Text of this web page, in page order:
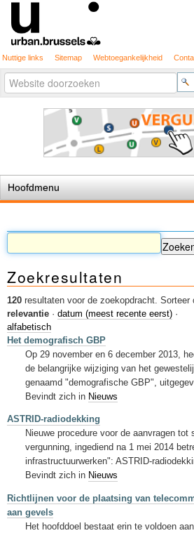
Nuttige links Sitemap Webtoegankelijkheid
Zoek
Geavanceerd
zoeken...
Hoofdmenu
De spelregels
Stedenbouwkundige vergunning
Cartografie
Studies en publicaties
Sleutelwoorden
Stedenbouwkundige inlichtingen
Zoekresultaten
120 resultaten voor de zoekopdracht. Sorteer
relevantie · datum (meest recente eerst) ·
alfabetisch
Het demografisch GBP
Op 29 november en 6 december 2013,
de belangrijke wijziging van het
genaamd "demografische GBP",
Bevindt zich in Nieuws
ASTRID-radiodekking
Nieuwe procedure voor de aanvragen tot
vergunning, ingediend na 1 mei 2014
infrastructuurwerken": ASTRID-
Bevindt zich in Nieuws
Richtlijnen voor de plaatsing van
aan gevels
Het hoofddoel bestaat erin te voldoen